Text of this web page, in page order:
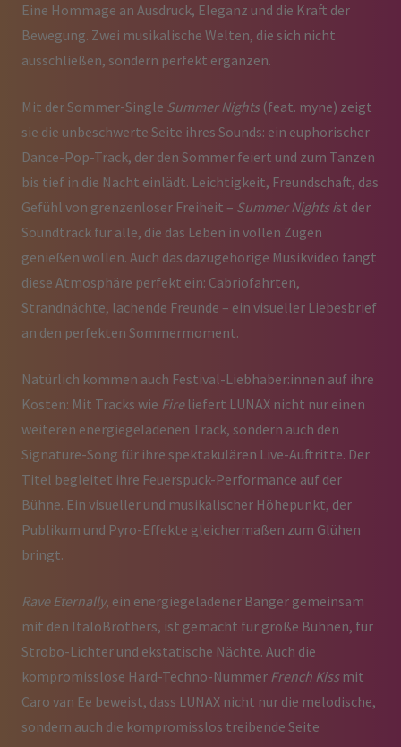
Eine Hommage an Ausdruck, Eleganz und die Kraft der
Bewegung. Zwei musikalische Welten, die sich nicht
ausschließen, sondern perfekt ergänzen.
Mit der Sommer-Single Summer Nights (feat. myne) zeigt
sie die unbeschwerte Seite ihres Sounds: ein euphorischer
Dance-Pop-Track, der den Sommer feiert und zum Tanzen
bis tief in die Nacht einlädt. Leichtigkeit, Freundschaft, das
Gefühl von grenzenloser Freiheit – Summer Nights ist der
Soundtrack für alle, die das Leben in vollen Zügen
genießen wollen. Auch das dazugehörige Musikvideo fängt
diese Atmosphäre perfekt ein: Cabriofahrten,
Strandnächte, lachende Freunde – ein visueller Liebesbrief
an den perfekten Sommermoment.
Natürlich kommen auch Festival-Liebhaber:innen auf ihre
Kosten: Mit Tracks wie Fireliefert LUNAX nicht nur einen
weiteren energiegeladenen Track, sondern auch den
Signature-Song für ihre spektakulären Live-Auftritte. Der
Titel begleitet ihre Feuerspuck-Performance auf der
Bühne. Ein visueller und musikalischer Höhepunkt, der
Publikum und Pyro-Effekte gleichermaßen zum Glühen
bringt.
Rave Eternally, ein energiegeladener Banger gemeinsam
mit den ItaloBrothers, ist gemacht für große Bühnen, für
Strobo-Lichter und ekstatische Nächte. Auch die
kompromisslose Hard-Techno-Nummer French Kiss mit
Caro van Ee beweist, dass LUNAX nicht nur die melodische,
sondern auch die kompromisslos treibende Seite